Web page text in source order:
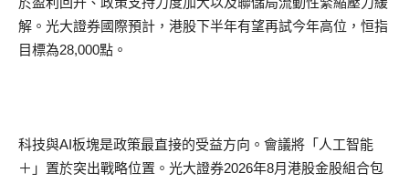
解。光大證券國際預計，港股下半年有望再試今年高位，恒指
目標為28,000點。
科技與AI板塊是政策最直接的受益方向。會議將「人工智能
＋」置於突出戰略位置。光大證券2026年8月港股金股組合包